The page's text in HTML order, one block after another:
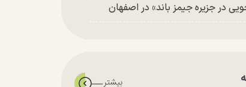
در جزیره جیمز باند» در اصفهان